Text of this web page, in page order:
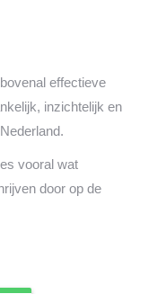
effectieve
inzichtelijk en
vooral wat
door op de